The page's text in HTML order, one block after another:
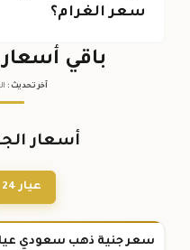
سعر الغرام؟
باقي
آخر تحديث :
أسعار
عيار 24
سعر جنية ذهب سعودي عيار